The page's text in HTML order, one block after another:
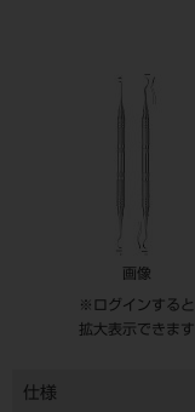
画像
※ログインすると
拡大表示できます
仕様